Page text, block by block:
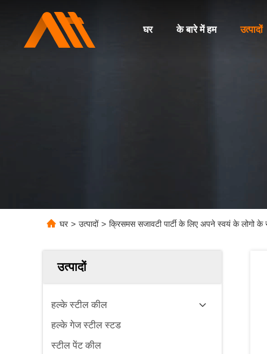
घर के बारे में हम उत्पादों
घर > उत्पादों > क्रिसमस सजावटी पार्टी के लिए अपने स्वयं के लोगो
उत्पादों
हल्के स्टील कील
हल्के गेज स्टील स्टड
स्टील पेंट कील